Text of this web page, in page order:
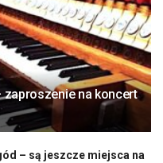
zaproszenie na koncert
– są jeszcze miejsca na